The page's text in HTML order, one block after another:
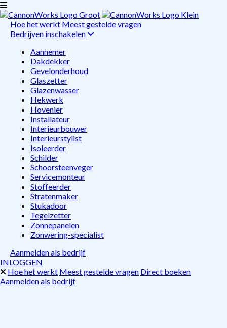
Hoe het werkt Meest gestelde vragen
Bedrijven inschakelen
Aannemer
Dakdekker
Gevelonderhoud
Glaszetter
Glazenwasser
Hekwerk
Hovenier
Installateur
Interieurbouwer
Interieurstylist
Isoleerder
Schilder
Schoorsteenveger
Servicemonteur
Stoffeerder
Stratenmaker
Stukadoor
Tegelzetter
Zonnepanelen
Zonwering-specialist
Aanmelden als bedrijf
INLOGGEN
Hoe het werkt Meest gestelde vragen Direct boeken
Aanmelden als bedrijf